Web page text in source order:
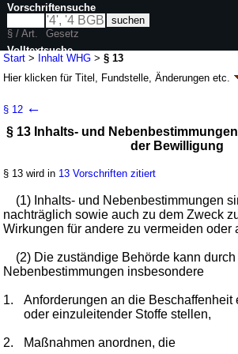
Start > Inhalt WHG >§ 13
Hier klicken fürTitel, Fundstelle, Änderungen etc.
Artikel 8G. v. 22.07.2026BGBl. 2026 I Nr. 224
Geltung ab 01.03.2010; FNA: 753-13
wird in 305 Vorschriften zitiert
Kapitel 2 Bewirtschaftung von
Abschnitt 1 Gemeinsame
§ 12 ←
§ 13 Inhalts- und
der Bewilligung
§ 13 wird in 13 Vorschriften zitiert
(1) Inhalts- und Nebenbestimmungen
nachträglich sowie auch zu dem Zweck
Wirkungen für andere zu vermeiden oder
(2) Die zuständige Behörde kann durch
Nebenbestimmungen insbesondere
1.
Anforderungen an die Beschaffenheit
oder einzuleitender Stoffe stellen,
2. Maßnahmen anordnen, die
Vorschriftensuche
§ / Art.
Gesetz
Volltextsuche
nur in WHG